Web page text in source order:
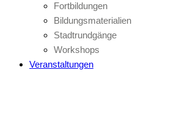
Fortbildungen
Bildungsmaterialien
Stadtrundgänge
Workshops
Veranstaltungen